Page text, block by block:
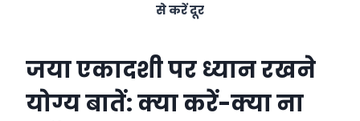
से करें दूर
जया एकादशी पर ध्यान रखने
योग्य बातें: क्या करें-क्या ना